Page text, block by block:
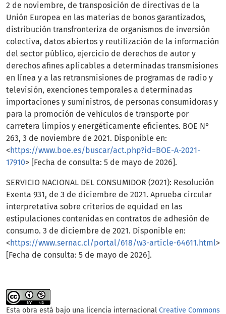
2 de noviembre, de transposición de directivas de la
Unión Europea en las materias de bonos garantizados,
distribución transfronteriza de organismos de inversión
colectiva, datos abiertos y reutilización de la información
del sector público, ejercicio de derechos de autor y
derechos afines aplicables a determinadas transmisiones
en línea y a las retransmisiones de programas de radio y
televisión, exenciones temporales a determinadas
importaciones y suministros, de personas consumidoras y
para la promoción de vehículos de transporte por
carretera limpios y energéticamente eficientes. BOE N°
263, 3 de noviembre de 2021. Disponible en:
< https://www.boe.es/buscar/act.php?id=BOE-A-2021-
17910> [Fecha de consulta: 5 de mayo de 2026].
SERVICIO NACIONAL DEL CONSUMIDOR (2021): Resolución
Exenta 931, de 3 de diciembre de 2021. Aprueba circular
interpretativa sobre criterios de equidad en las
estipulaciones contenidas en contratos de adhesión de
consumo. 3 de diciembre de 2021. Disponible en:
< https://www.sernac.cl/portal/618/w3-article-64611.html>
[Fecha de consulta: 5 de mayo de 2026].
Esta obra está bajo una licencia internacional Creative Commons